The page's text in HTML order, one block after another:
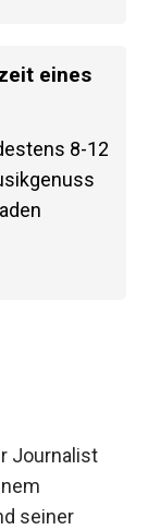
eines
8-12
Journalist
seiner